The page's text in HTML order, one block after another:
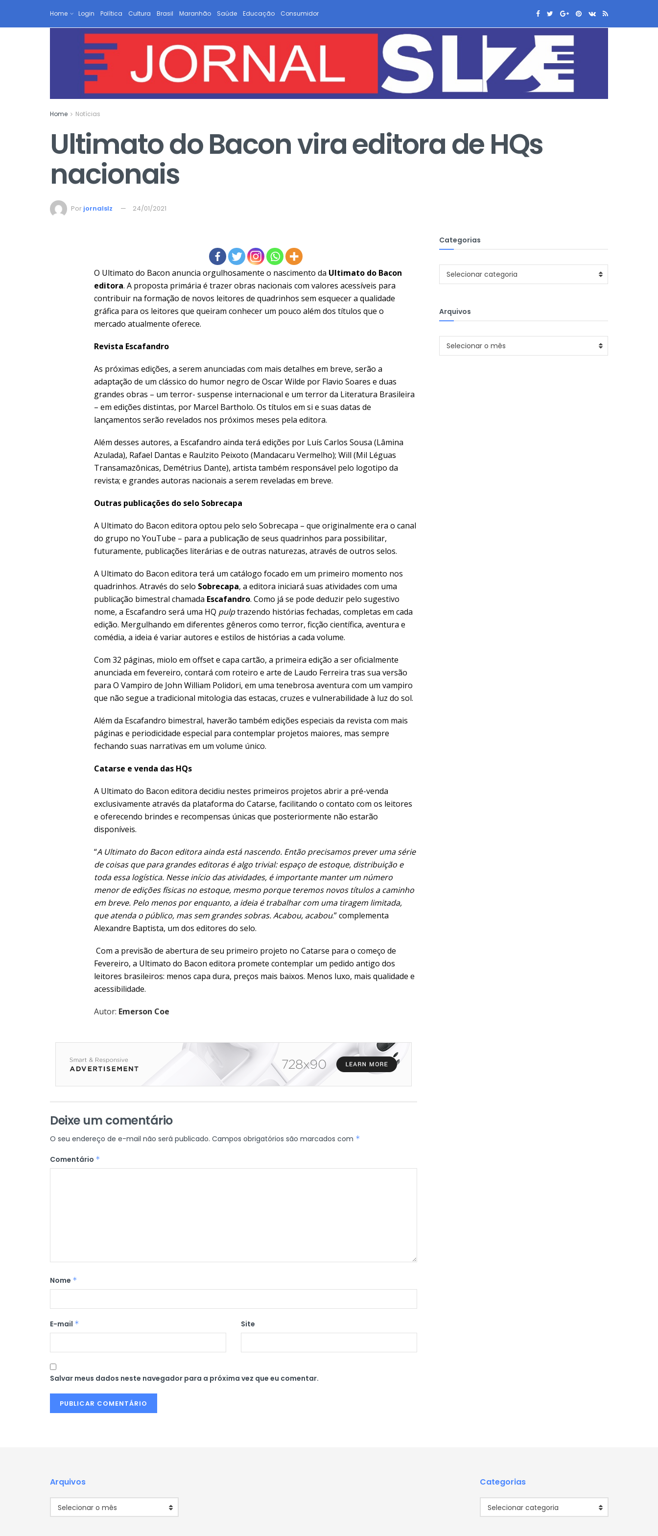
Home Login Política Cultura Brasil Maranhão Saúde Educação Consumidor
Home Notícias
Ultimato do Bacon vira editora de HQs
nacionais
Por jornalslz 24/01/2021
O Ultimato do Bacon anuncia orgulhosamente o nascimento da Ultimato do Bacon
editora. A proposta primária é trazer obras nacionais com valores acessíveis para
contribuir na formação de novos leitores de quadrinhos sem esquecer a qualidade
gráfica para os leitores que queiram conhecer um pouco além dos títulos que o
mercado atualmente oferece.
Revista Escafandro
As próximas edições, a serem anunciadas com mais detalhes em breve, serão a
adaptação de um clássico do humor negro de Oscar Wilde por Flavio Soares e duas
grandes obras – um terror- suspense internacional e um terror da Literatura Brasileira
– em edições distintas, por Marcel Bartholo. Os títulos em si e suas datas de
lançamentos serão revelados nos próximos meses pela editora.
Além desses autores, a Escafandro ainda terá edições por Luís Carlos Sousa (Lâmina
Azulada), Rafael Dantas e Raulzito Peixoto (Mandacaru Vermelho); Will (Mil Léguas
Transamazônicas, Demétrius Dante), artista também responsável pelo logotipo da
revista; e grandes autoras nacionais a serem reveladas em breve.
Outras publicações do selo Sobrecapa
A Ultimato do Bacon editora optou pelo selo Sobrecapa – que originalmente era o canal
do grupo no YouTube – para a publicação de seus quadrinhos para possibilitar,
futuramente, publicações literárias e de outras naturezas, através de outros selos.
A Ultimato do Bacon editora terá um catálogo focado em um primeiro momento nos
quadrinhos. Através do selo Sobrecapa, a editora iniciará suas atividades com uma
publicação bimestral chamada Escafandro. Como já se pode deduzir pelo sugestivo
nome, a Escafandro será uma HQ pulptrazendo histórias fechadas, completas em cada
edição. Mergulhando em diferentes gêneros como terror, ficção científica, aventura e
comédia, a ideia é variar autores e estilos de histórias a cada volume.
Com 32 páginas, miolo em offset e capa cartão, a primeira edição a ser oficialmente
anunciada em fevereiro, contará com roteiro e arte de Laudo Ferreira tras sua versão
para O Vampiro de John William Polidori, em uma tenebrosa aventura com um vampiro
que não segue a tradicional mitologia das estacas, cruzes e vulnerabilidade à luz do sol.
Além da Escafandro bimestral, haverão também edições especiais da revista com mais
páginas e periodicidade especial para contemplar projetos maiores, mas sempre
fechando suas narrativas em um volume único.
Catarse e venda das HQs
A Ultimato do Bacon editora decidiu nestes primeiros projetos abrir a pré-venda
exclusivamente através da plataforma do Catarse, facilitando o contato com os leitores
e oferecendo brindes e recompensas únicas que posteriormente não estarão
disponíveis.
“A Ultimato do Bacon editora ainda está nascendo. Então precisamos prever uma série
de coisas que para grandes editoras é algo trivial: espaço de estoque, distribuição e
toda essa logística. Nesse início das atividades, é importante manter um número
menor de edições físicas no estoque, mesmo porque teremos novos títulos a caminho
em breve. Pelo menos por enquanto, a ideia é trabalhar com uma tiragem limitada,
que atenda o público, mas sem grandes sobras. Acabou, acabou.” complementa
Alexandre Baptista, um dos editores do selo.
Com a previsão de abertura de seu primeiro projeto no Catarse para o começo de
Fevereiro, a Ultimato do Bacon editora promete contemplar um pedido antigo dos
leitores brasileiros: menos capa dura, preços mais baixos. Menos luxo, mais qualidade e
acessibilidade.
Autor: Emerson Coe
Deixe um comentário
O seu endereço de e-mail não será publicado. Campos obrigatórios são marcados com *
Comentário *
Nome *
E-mail * Site
Salvar meus dados neste navegador para a próxima vez que eu comentar.
Categorias
Categorias
Selecionar categoria
Arquivos
Arquivos
Selecionar o mês
Arquivos
Selecionar o mês
Categorias
Selecionar categoria